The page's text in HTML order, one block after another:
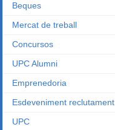
Beques
Mercat de treball
Concursos
UPC Alumni
Emprenedoria
Esdeveniment reclutament
UPC